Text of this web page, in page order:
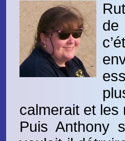
de
calmerait et les
Puis Anthony